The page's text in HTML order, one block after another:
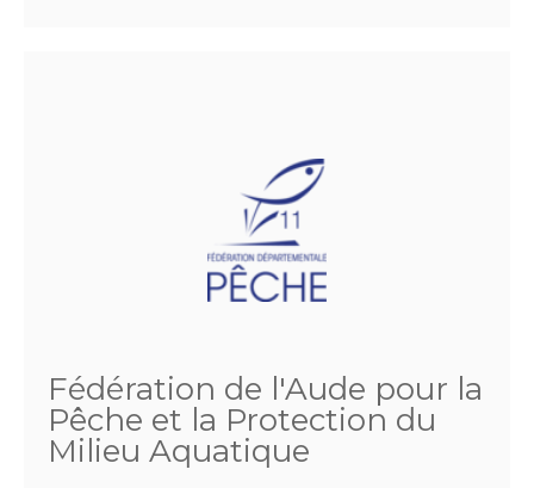
Fédération de l'Aude pour la
Pêche et la Protection du
Milieu Aquatique